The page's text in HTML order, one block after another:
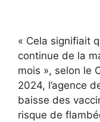
« Cela signifiait
continue de la
mois », selon le
2024, l’agence
baisse des
risque de